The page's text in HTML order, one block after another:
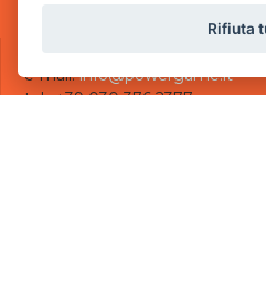
e-mail:info@powergame.it
tel.: +39 030 376 2377
Rifiuta